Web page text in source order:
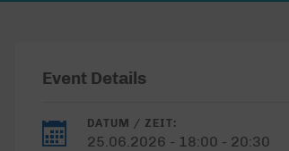
Event Details
DATUM / ZEIT:
25.06.2026 - 18:00 - 20:30